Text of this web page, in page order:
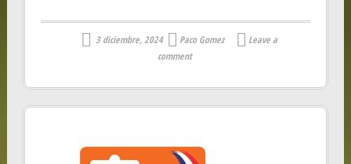
3 diciembre, 2024 Paco Gomez
Leave a
comment